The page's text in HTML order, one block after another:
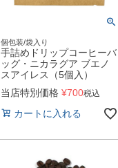
個包装/袋入り
手詰めドリップコーヒーバ
ッグ・ニカラグア ブエノ
スアイレス（5個入）
当店特別価格 ¥700税込
カートに入れる